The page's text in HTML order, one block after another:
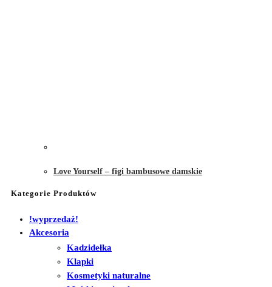
Love Yourself – figi bambusowe damskie
Kategorie Produktów
!wyprzedaż!
Akcesoria
Kadzidełka
Klapki
Kosmetyki naturalne